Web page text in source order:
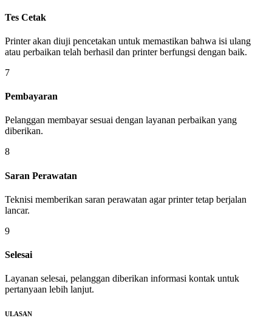
Tes Cetak
Printer akan diuji pencetakan untuk memastikan bahwa isi ulang
atau perbaikan telah berhasil dan printer berfungsi dengan baik.
7
Pembayaran
Pelanggan membayar sesuai dengan layanan perbaikan yang
diberikan.
8
Saran Perawatan
Teknisi memberikan saran perawatan agar printer tetap berjalan
lancar.
9
Selesai
Layanan selesai, pelanggan diberikan informasi kontak untuk
pertanyaan lebih lanjut.
ULASAN